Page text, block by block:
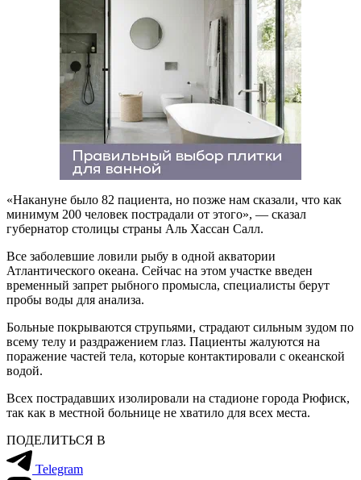
«Накануне было 82 пациента, но позже нам сказали, что как
минимум 200 человек пострадали от этого», — сказал
губернатор столицы страны Аль Хассан Салл.
Все заболевшие ловили рыбу в одной акватории
Атлантического океана. Сейчас на этом участке введен
временный запрет рыбного промысла, специалисты берут
пробы воды для анализа.
Больные покрываются струпьями, страдают сильным зудом по
всему телу и раздражением глаз. Пациенты жалуются на
поражение частей тела, которые контактировали с океанской
водой.
Всех пострадавших изолировали на стадионе города Рюфиск,
так как в местной больнице не хватило для всех места.
ПОДЕЛИТЬСЯ В
Telegram